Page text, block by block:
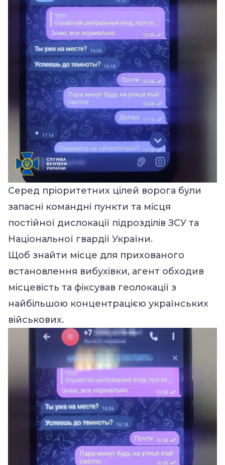
Серед пріоритетних цілей ворога були
запасні командні пункти та місця
постійної дислокації підрозділів ЗСУ та
Національної гвардії України.
Щоб знайти місце для прихованого
встановлення вибухівки, агент обходив
місцевість та фіксував геолокації з
найбільшою концентрацією українських
військових.